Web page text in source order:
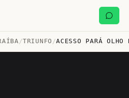
/TRIUNFO /ACESSO PARÁ OLHO